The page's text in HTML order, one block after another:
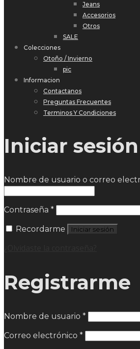
Jeans
Accesorios
Otros
SALE
Colecciones
Otoño / Invierno
pic
Informacion
Contactanos
Preguntas Frecuentes
Terminos Y Condiciones
Iniciar sesión
Nombre de usuario o correo
Contraseña *
Recordarme Iniciar sesión
Registrarme
Nombre de usuario *
Correo electrónico *